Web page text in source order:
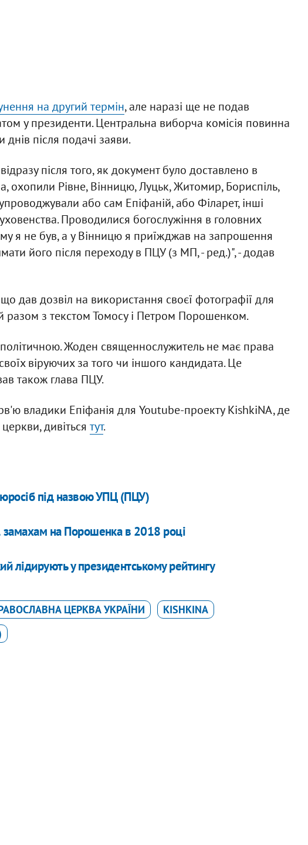
на другий термін, але наразі ще не подав
у президенти. Центральна виборча комісія повинна
після подачі заяви.
після того, як документ було доставлено в
охопили Рівне, Вінницю, Луцьк, Житомир, Бориспіль,
або сам Епіфаній, або Філарет, інші
Проводилися богослужіння в головних
я не був, а у Вінницю я приїжджав на запрошення
його після переходу в ПЦУ (з МП, - ред.)", - додав
дав дозвіл на використання своєї фотографії для
разом з текстом Томосу і Петром Порошенком.
Жоден священнослужитель не має права
віруючих за того чи іншого кандидата. Це
також глава ПЦУ.
владики Епіфанія для Youtube-проекту KishkiNA, де
дивіться тут.
під назвою УПЦ (ПЦУ)
замахам на Порошенка в 2018 році
лідирують у президентському рейтингу
ЦЕРКВА УКРАЇНИ
KISHKINA